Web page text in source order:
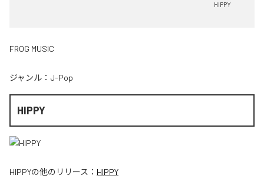
HIPPY
FROG MUSIC
ジャンル： J-Pop
HIPPY
HIPPYの他のリリース： HIPPY